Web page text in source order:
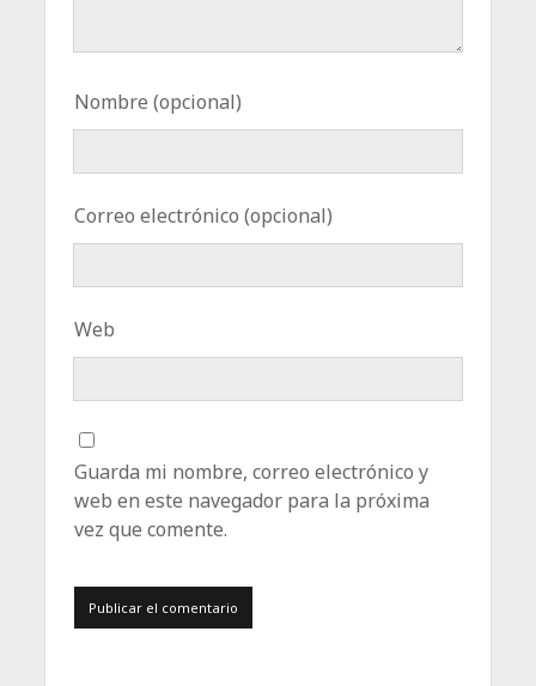
Nombre (opcional)
Correo electrónico (opcional)
Web
Guarda mi nombre, correo electrónico y
web en este navegador para la próxima
vez que comente.